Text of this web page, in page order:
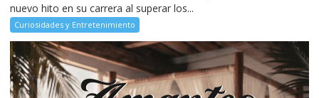
nuevo hito en su carrera al superar los...
Curiosidades y Entretenimiento